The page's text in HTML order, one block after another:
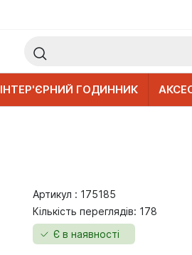
ІНТЕР'ЄРНИЙ ГОДИННИК
Артикул : 175185
Кількість переглядів: 178
Є в наявності